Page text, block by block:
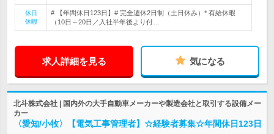
休日
休暇
# 【年間休日123日】# 完全週休2日制（土日休み）* 有給休暇
（10日～20日／入社半年後より付…
求人詳細を見る 気になる
北斗株式会社 | 国内外の大手自動車メーカーや製造会社と取引する設備メー
カー
〈愛知/小牧〉【電気工事管理者】☆経験者募集☆年間休日123日